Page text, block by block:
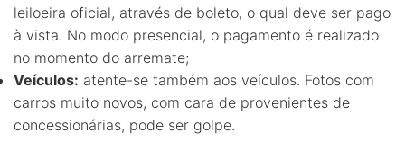
leiloeira oficial, através de boleto, o qual deve ser pago
à vista. No modo presencial, o pagamento é realizado
no momento do arremate;
Veículos: atente-se também aos veículos. Fotos com
carros muito novos, com cara de provenientes de
concessionárias, pode ser golpe.